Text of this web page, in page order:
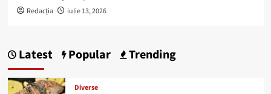
Redacția iulie 13, 2026
Latest Popular Trending
Diverse